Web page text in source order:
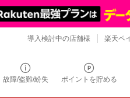
故障/盗難/紛失 ポイントを貯める
導入検討中の店舗様 楽天ペ